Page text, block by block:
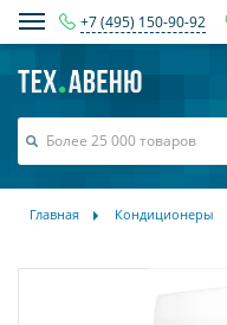
+7 (495) 150-90-92
Главная Кондиционеры